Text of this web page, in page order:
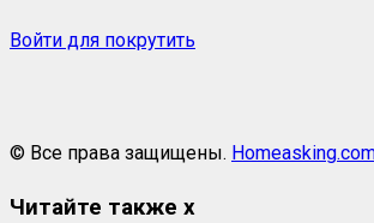
Войти для покрутить
© Все права защищены.
Читайте также x